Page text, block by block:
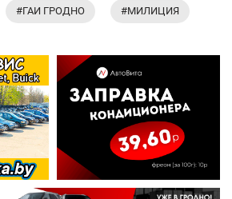
#ГАИ ГРОДНО #МИЛИЦИЯ